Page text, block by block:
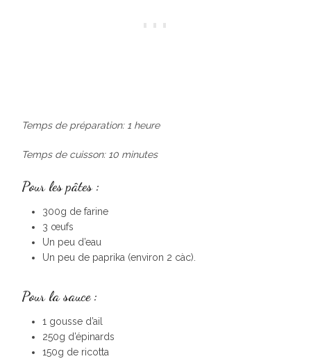
Temps de préparation: 1 heure
Temps de cuisson: 10 minutes
Pour les pâtes :
300g de farine
3 œufs
Un peu d’eau
Un peu de paprika (environ 2 càc).
Pour la sauce :
1 gousse d’ail
250g d’épinards
150g de ricotta